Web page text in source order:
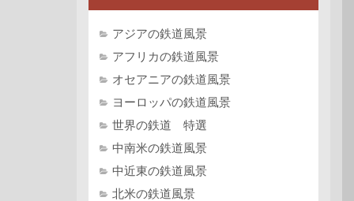
アジアの鉄道風景
アフリカの鉄道風景
オセアニアの鉄道風景
ヨーロッパの鉄道風景
世界の鉄道 特選
中南米の鉄道風景
中近東の鉄道風景
北米の鉄道風景